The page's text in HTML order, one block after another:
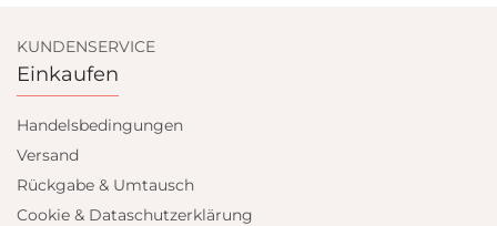
KUNDENSERVICE
Einkaufen
Handelsbedingungen
Versand
Rückgabe & Umtausch
Cookie & Dataschutzerklärung